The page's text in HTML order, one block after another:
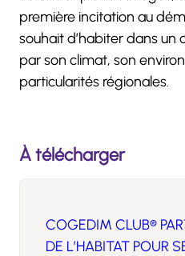
première incitation au
souhait d’habiter dans un
par son climat, son
particularités régionales.
À télécharger
COGEDIM CLUB®
DE L’HABITAT POUR